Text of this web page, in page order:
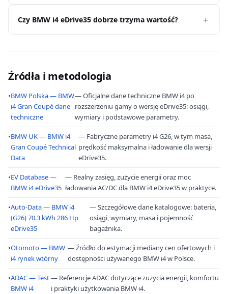
Czy BMW i4 eDrive35 dobrze trzyma wartość?
Źródła i metodologia
•BMW Polska — BMW
i4 Gran Coupé dane
techniczne
— Oficjalne dane techniczne BMW i4 po
rozszerzeniu gamy o wersję eDrive35: osiągi,
wymiary i podstawowe parametry.
•BMW UK — BMW i4
Gran Coupé Technical
Data
— Fabryczne parametry i4 G26, w tym masa,
prędkość maksymalna i ładowanie dla wersji
eDrive35.
•EV Database —
BMW i4 eDrive35
— Realny zasięg, zużycie energii oraz moc
ładowania AC/DC dla BMW i4 eDrive35 w praktyce.
•Auto-Data — BMW i4
(G26) 70.3 kWh 286 Hp
eDrive35
— Szczegółowe dane katalogowe: bateria,
osiągi, wymiary, masa i pojemność
bagażnika.
•Otomoto — BMW
i4 rynek wtórny
— Źródło do estymacji mediany cen ofertowych i
dostępności używanego BMW i4 w Polsce.
•ADAC — Test
BMW i4
— Referencje ADAC dotyczące zużycia energii, komfortu
i praktyki użytkowania BMW i4.